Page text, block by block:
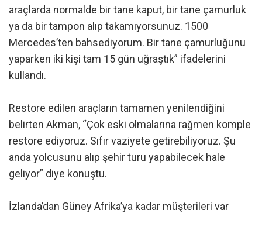
araçlarda normalde bir tane kaput, bir tane çamurluk
ya da bir tampon alıp takamıyorsunuz. 1500
Mercedes’ten bahsediyorum. Bir tane çamurluğunu
yaparken iki kişi tam 15 gün uğraştık” ifadelerini
kullandı.
Restore edilen araçların tamamen yenilendiğini
belirten Akman, “Çok eski olmalarına rağmen komple
restore ediyoruz. Sıfır vaziyete getirebiliyoruz. Şu
anda yolcusunu alıp şehir turu yapabilecek hale
geliyor” diye konuştu.
İzlanda’dan Güney Afrika’ya kadar müşterileri var